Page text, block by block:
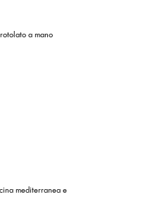
a mano
mediterranea e